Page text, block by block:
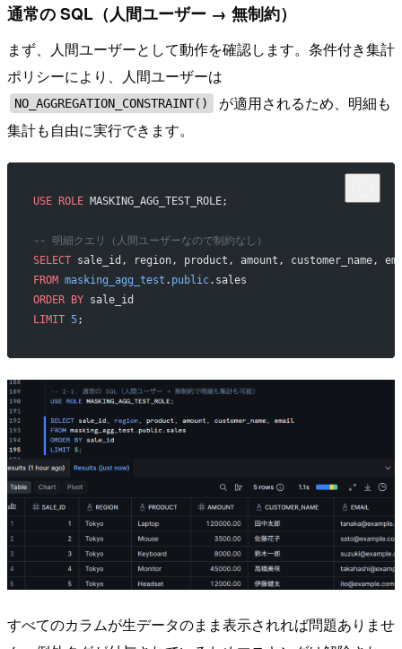
通常の SQL（人間ユーザー → 無制約）
まず、人間ユーザーとして動作を確認します。条件付き集計
ポリシーにより、人間ユーザーは
NO_AGGREGATION_CONSTRAINT()
が適用されるため、明細も
集計も自由に実行できます。
USE ROLE MASKING_AGG_TEST_ROLE;
-- 明細クエリ（人間ユーザーなので制約なし）
SELECT sale_id, region, product, amount, customer_name,
FROM masking_agg_test . public.sales
ORDER BY sale_id
LIMIT 5;
すべてのカラムが生データのまま表示されれば問題ありませ